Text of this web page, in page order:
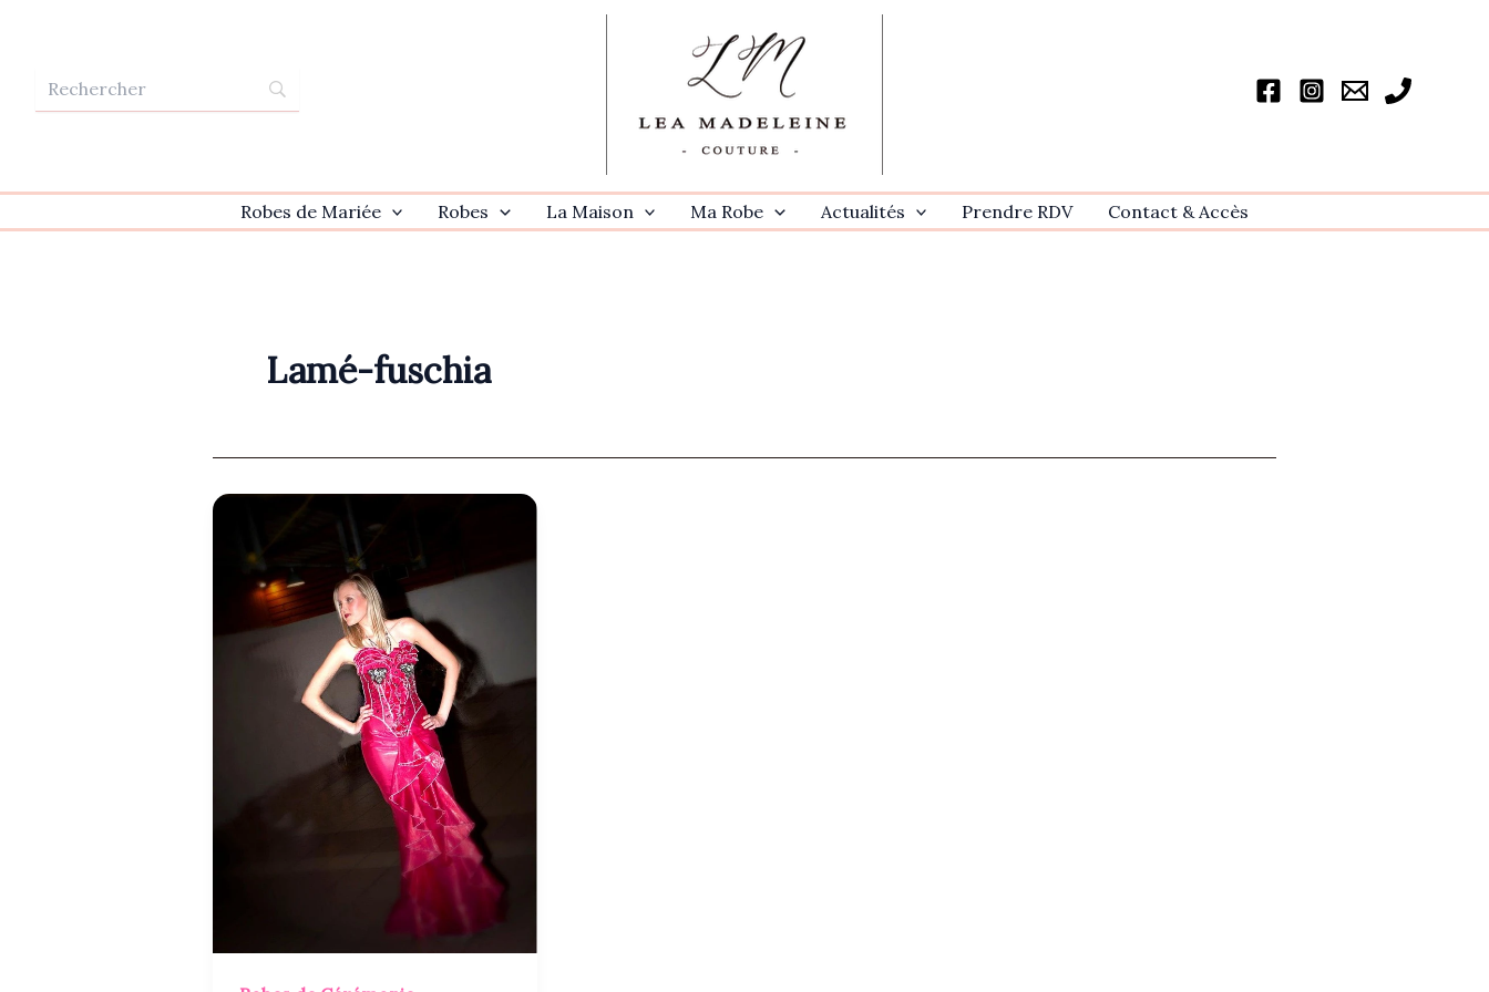
Robes de Mariée Robes La Maison Ma Robe Actualités Prendre RDV Contact & Accѐs
Lamé-fuschia